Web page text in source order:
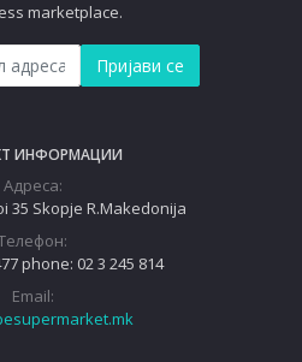
marketplace.
Пријави се
ИНФОРМАЦИИ
Адреса:
35 Skopje R.Makedonija
phone: 02 3 245 814
Email: